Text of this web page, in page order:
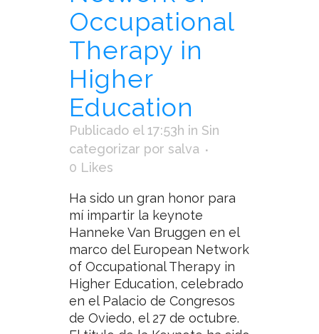
Occupational
Therapy in
Higher
Education
Publicado el 17:53h in Sin
categorizar por salva
0 Likes
Ha sido un gran honor para
mí impartir la keynote
Hanneke Van Bruggen en el
marco del European Network
of Occupational Therapy in
Higher Education, celebrado
en el Palacio de Congresos
de Oviedo, el 27 de octubre.